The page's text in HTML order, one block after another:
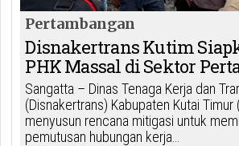
Pertambangan
Disnakertrans Kutim
PHK Massal di Sektor
Sangatta – Dinas Tenaga Kerja dan
(Disnakertrans) Kabupaten Kutai Timur
menyusun rencana mitigasi untuk
pemutusan hubungan kerja…